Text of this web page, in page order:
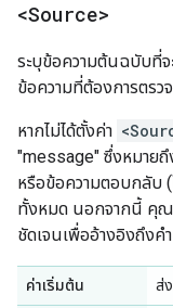
<Source>
ระบุข้อความต้นฉบับที่
ข้อความที่ต้องการตรว
หากไม่ได้ตั้งค่า
"message" ซึ่งหมาย
หรือข้อความตอบกลับ
ทั้งหมด นอกจากนี้ คุณ
ชัดเจนเพื่ออ้างอิงถึงค
ค่าเริ่มต้น ส่